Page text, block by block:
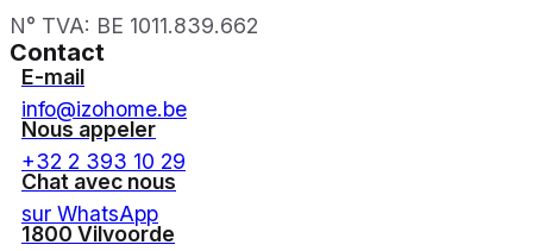
N° TVA: BE 1011.839.662
Contact
E-mail
info@izohome.be
Nous appeler
+32 2 393 10 29
Chat avec nous
sur WhatsApp
1800 Vilvoorde